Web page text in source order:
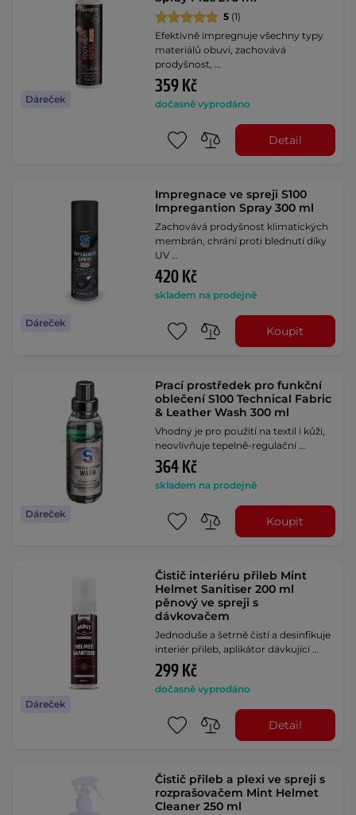
Dáreček
5 (1)
Efektivně impregnuje všechny typy
materiálů obuvi, zachovává
prodyšnost, …
359 Kč
dočasně vyprodáno
Detail
Dáreček
Impregnace ve spreji S100
Impregantion Spray 300 ml
Zachovává prodyšnost klimatických
membrán, chrání proti blednutí díky
UV …
420 Kč
skladem na prodejně
Koupit
Dáreček
Prací prostředek pro funkční
oblečení S100 Technical Fabric
& Leather Wash 300 ml
Vhodný je pro použití na textil i kůži,
neovlivňuje tepelně-regulační …
364 Kč
skladem na prodejně
Koupit
Dáreček
Čistič interiéru přileb Mint
Helmet Sanitiser 200 ml
pěnový ve spreji s
dávkovačem
Jednoduše a šetrně čistí a desinfikuje
interiér přileb, aplikátor dávkující …
299 Kč
dočasně vyprodáno
Detail
Čistič přileb a plexi ve spreji s
rozprašovačem Mint Helmet
Cleaner 250 ml